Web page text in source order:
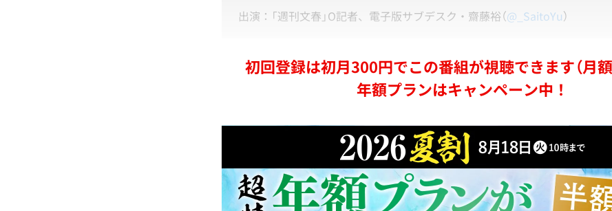
出演：「週刊文春」O記者、電子版サブデスク・齋藤裕（@_SaitoYu）
初回登録は初月300円でこの番組が視聴できます（月額
年額プランはキャンペーン中！